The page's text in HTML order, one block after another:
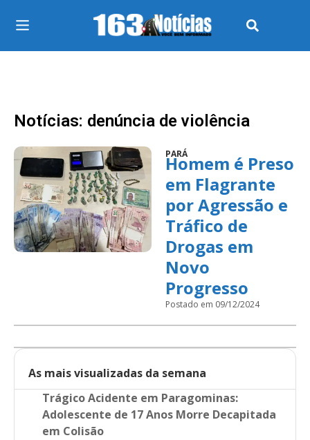
Notícias: denúncia de violência
PARÁ
Homem é Preso
em Flagrante
por Agressão e
Tráfico de
Drogas em
Novo
Progresso
Postado em 09/12/2024
As mais visualizadas da semana
Trágico Acidente em Paragominas:
Adolescente de 17 Anos Morre Decapitada
em Colisão